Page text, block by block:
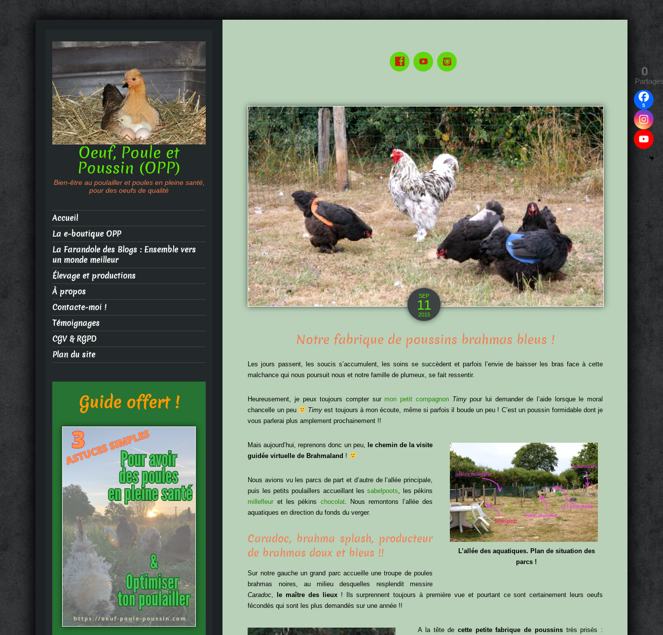
SEP
11
2015
Notre fabrique de poussins brahmas bleus !
Les jours passent, les soucis s’accumulent, les soins se succèdent et parfois l’envie de baisser les bras face à cette
malchance qui nous poursuit nous et notre famille de plumeux, se fait ressentir.
Heureusement, je peux toujours compter sur mon petit compagnon Timypour lui demander de l’aide lorsque le moral
chancelle un peu
Timy est toujours à mon écoute, même si parfois il boude un peu ! C’est un poussin formidable dont je
vous parlerai plus amplement prochainement !!
L’allée des aquatiques. Plan de situation des
parcs !
Mais aujourd’hui, reprenons donc un peu, le chemin de la visite
guidée virtuelle de Brahmaland !
Nous avions vu les parcs de part et d’autre de l’allée principale,
puis les petits poulaillers accueillant lessabelpoots , les pékins
millefleur et les pékins chocolat. Nous remontons l’allée des
aquatiques en direction du fonds du verger.
Caradoc, brahma splash, producteur
de brahmas doux et bleus !!
Sur notre gauche un grand parc accueille une troupe de poules
brahmas noires, au milieu desquelles resplendit messire
Caradoc
le maître des lieux! Ils surprennent toujours à première vue et pourtant ce sont certainement leurs oeufs
fécondés qui sont les plus demandés sur une année !!
A la tête decette petite fabrique de poussinstrès prisés :
0
5
Oeuf, Poule et
Poussin (OPP)
Bien-être au poulailler et poules en pleine santé,
pour des oeufs de qualité
Accueil
La e-boutique OPP
La Farandole des Blogs : Ensemble vers
un monde meilleur
Élevage et productions
À propos
Contacte-moi !
Témoignages
CGV & RGPD
Plan du site
Guide offert !